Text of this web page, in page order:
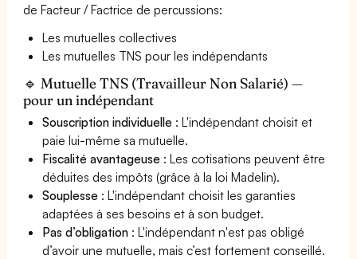
de Facteur / Factrice de percussions:
Les mutuelles collectives
Les mutuelles TNS pour les indépendants
🔹 Mutuelle TNS (Travailleur Non Salarié) —
pour un indépendant
Souscription individuelle : L'indépendant choisit et
paie lui-même sa mutuelle.
Fiscalité avantageuse : Les cotisations peuvent être
déduites des impôts (grâce à la loi Madelin).
Souplesse : L'indépendant choisit les garanties
adaptées à ses besoins et à son budget.
Pas d’obligation : L'indépendant n'est pas obligé
d’avoir une mutuelle, mais c’est fortement conseillé.